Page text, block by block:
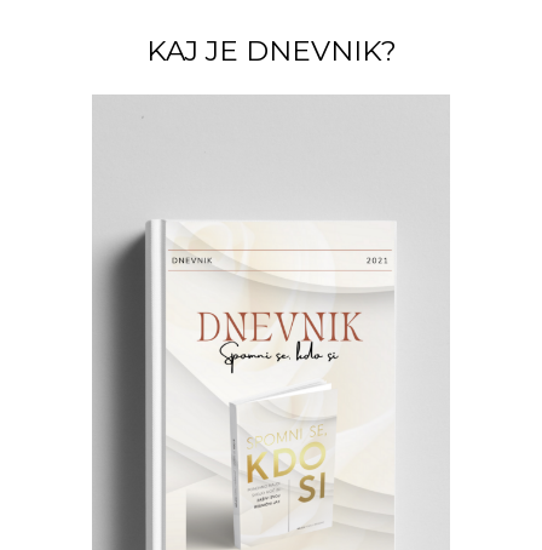
KAJ JE DNEVNIK?